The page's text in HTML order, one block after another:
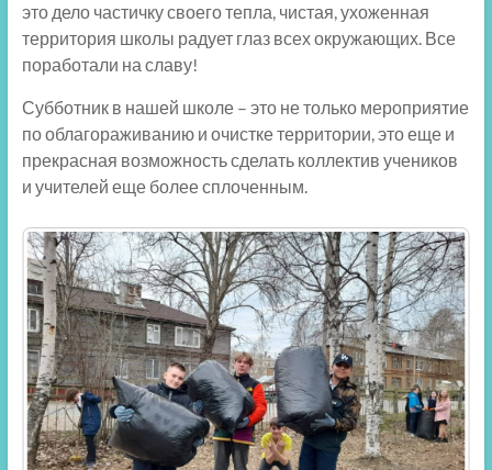
это дело частичку своего тепла, чистая, ухоженная
территория школы радует глаз всех окружающих. Все
поработали на славу!
Субботник в нашей школе – это не только мероприятие
по облагораживанию и очистке территории, это еще и
прекрасная возможность сделать коллектив учеников
и учителей еще более сплоченным.